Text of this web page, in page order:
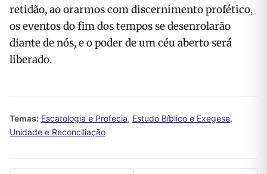
retidão, ao orarmos com discernimento profético,
os eventos do fim dos tempos se desenrolarão
diante de nós, e o poder de um céu aberto será
liberado.
Temas: Escatologia e Profecia, Estudo Bíblico e Exegese,
Unidade e Reconciliação